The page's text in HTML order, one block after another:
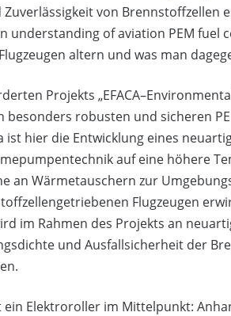
von Brennstoffzellen
understanding of aviation PEM fuel
altern und was man
Projekts
besonders robusten und sicheren
hier die Entwicklung eines
auf eine höhere
an Wärmetauschern zur
Flugzeugen
im Rahmen des Projekts an
und Ausfallsicherheit der
Elektroroller im Mittelpunkt: